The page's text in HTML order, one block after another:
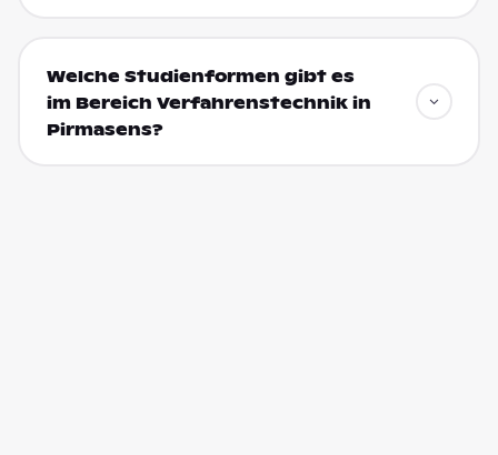
Welche Studienformen gibt es
im Bereich Verfahrenstechnik in
Pirmasens?